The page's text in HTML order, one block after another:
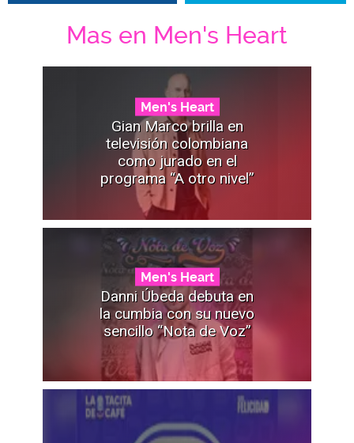
Mas en Men's Heart
Men's Heart
Gian Marco brilla en
televisión colombiana
como jurado en el
programa “A otro nivel”
Men's Heart
Danni Úbeda debuta en
la cumbia con su nuevo
sencillo “Nota de Voz”